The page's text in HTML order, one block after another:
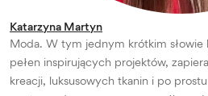
Katarzyna Martyn
Moda. W tym jednym krótkim słowie
pełen inspirujących projektów,
kreacji, luksusowych tkanin i po